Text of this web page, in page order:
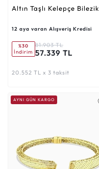
Altın Taşlı Kelepçe Bilezik
12 aya varan Alışveriş Kredisi
%30
İndirim
81.903 TL
57.339 TL
20.552 TL x 3 taksit
AYNI GÜN KARGO